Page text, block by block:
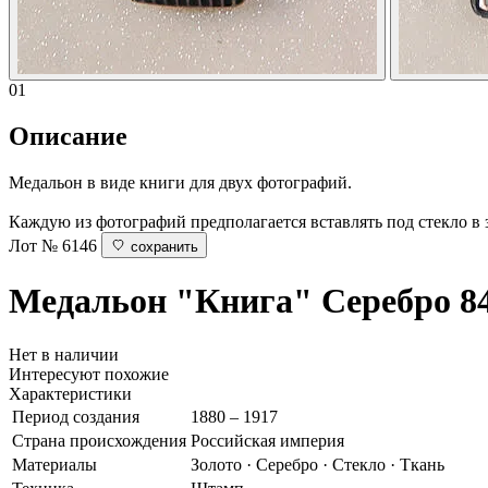
01
Описание
Медальон в виде книги для двух фотографий.
Каждую из фотографий предполагается вставлять под
Лот № 6146
сохранить
Медальон "Книга" Серебро
Нет в наличии
Интересуют похожие
Характеристики
Период создания
1880 – 1917
Страна происхождения Российская империя
Материалы
Золото · Серебро · Стекло · Ткань